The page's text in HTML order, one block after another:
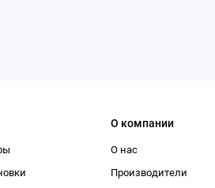
О компании
О нас
Производители